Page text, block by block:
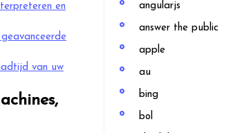
en
van uw
angularjs
answer the public
apple
au
bing
bol